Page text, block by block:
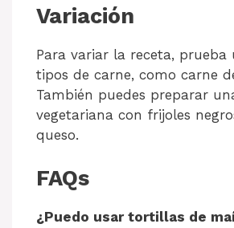
Variación
Para variar la receta, prueba
tipos de carne, como carne
También puedes preparar
vegetariana con frijoles
queso.
FAQs
¿Puedo usar tortillas de